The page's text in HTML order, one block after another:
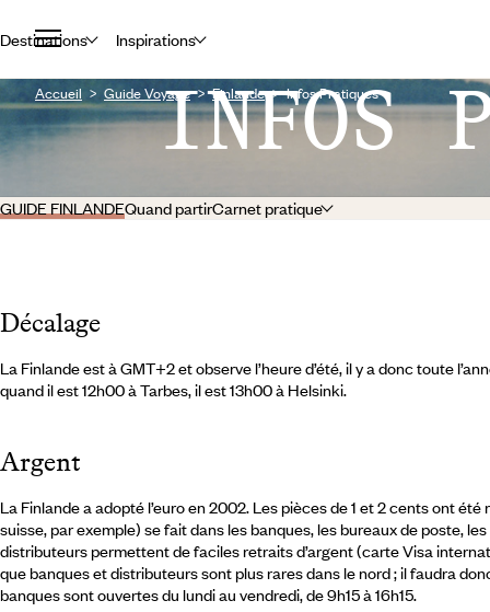
Destinations Inspirations
Accueil Guide Voyage Finlande Infos Pratiques
INFOS
GUIDE FINLANDEQuand partirCarnet pratique
Décalage
La Finlande est à GMT+2 et observe l’heure d’été, il y a donc toute
quand il est 12h00 à Tarbes, il est 13h00 à Helsinki.
Argent
La Finlande a adopté l’euro en 2002. Les pièces de 1 et 2 cents ont
suisse, par exemple) se fait dans les banques, les bureaux de poste,
distributeurs permettent de faciles retraits d’argent (carte Visa
que banques et distributeurs sont plus rares dans le nord ; il faudra
banques sont ouvertes du lundi au vendredi, de 9h15 à 16h15.